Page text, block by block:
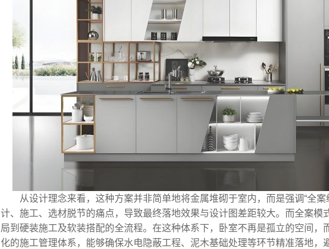
从设计理念来看，这种方案并非简单地将金属堆砌于室内，而是强调“全
计、施工、选材脱节的痛点，导致最终落地效果与设计图差距较大。而全案模
局到硬装施工及软装搭配的全流程。在这种体系下，卧室不再是孤立的空间，
化的施工管理体系，能够确保水电隐蔽工程、泥木基础处理等环节精准落地，